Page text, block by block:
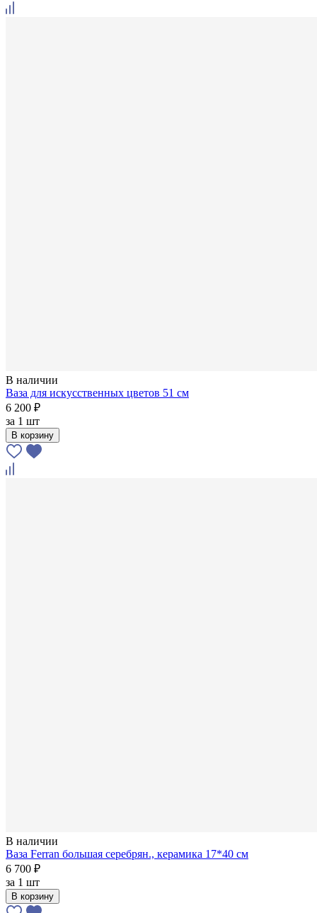
В наличии
Ваза для искусственных цветов 51 см
6 200 ₽
за 1 шт
В корзину
В наличии
Ваза Ferran большая серебрян., керамика 17*40 см
6 700 ₽
за 1 шт
В корзину